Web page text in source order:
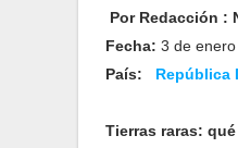
Por Redacción :
Fecha: 3 de
País:
República
Tierras raras: